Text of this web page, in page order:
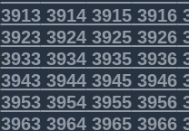
3913391439153916
3923392439253926
3933393439353936
3943394439453946
3953395439553956
3963396439653966